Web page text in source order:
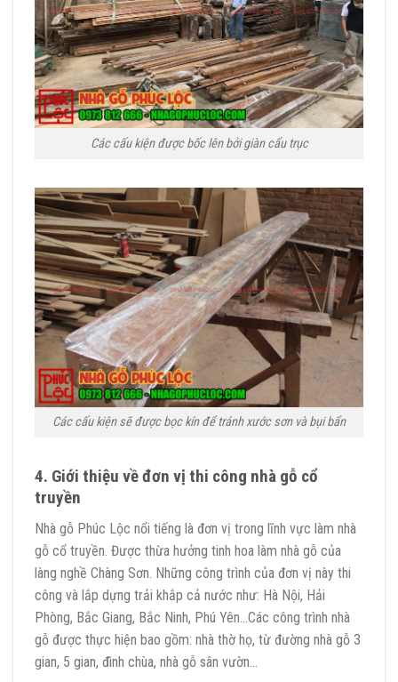
Các cấu kiện được bốc lên bởi giàn cẩu trục
Các cấu kiện sẽ được bọc kín để tránh xước sơn và bụi bẩn
4. Giới thiệu về đơn vị thi công nhà gỗ cổ
truyền
Nhà gỗ Phúc Lộc nổi tiếng là đơn vị trong lĩnh vực làm nhà
gỗ cổ truyền. Được thừa hưởng tinh hoa làm nhà gỗ của
làng nghề Chàng Sơn. Những công trình của đơn vị này thi
công và lắp dựng trải khắp cả nước như: Hà Nội, Hải
Phòng, Bắc Giang, Bắc Ninh, Phú Yên…Các công trình nhà
gỗ được thực hiện bao gồm: nhà thờ họ, từ đường nhà gỗ 3
gian, 5 gian, đình chùa, nhà gỗ sân vườn…